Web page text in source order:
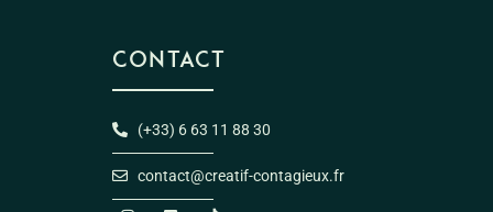
CONTACT
(+33) 6 63 11 88 30
contact@creatif-contagieux.fr